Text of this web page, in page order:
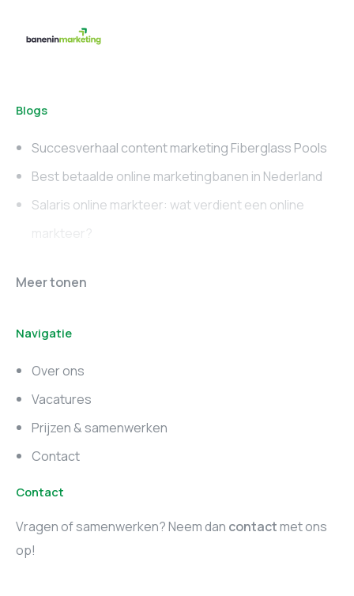
Blogs
Succesverhaal content marketing Fiberglass Pools
Best betaalde online marketingbanen in Nederland
Salaris online markteer: wat verdient een online
markteer?
Online marketing
Marketing vacatures
Zuid-Holland
Marketing vacatures
Utrecht
Meer tonen
Navigatie
Over ons
Vacatures
Prijzen & samenwerken
Contact
Contact
Vragen of samenwerken? Neem dan contactmet ons
op!